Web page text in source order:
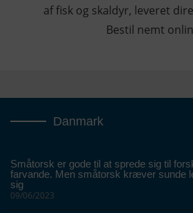
af fisk og skaldyr, leveret
Bestil nemt
Danmark
Småtorsk er gode til at sprede sig til
farvande. Men småtorsk kræver sunde
sig
09/06/2023